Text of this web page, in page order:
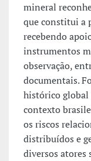
mineral
que constitui a
recebendo
instrumentos
observação,
documentais.
histórico global
contexto
os riscos
distribuídos e
diversos atores